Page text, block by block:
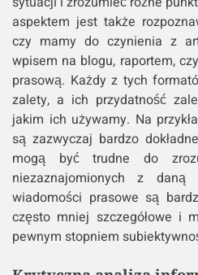
aspektem jest także
czy mamy do czynienia z
wpisem na blogu, raportem,
prasową. Każdy z tych
zalety, a ich przydatność
jakim ich używamy. Na
są zazwyczaj bardzo
mogą być trudne do
niezaznajomionych z
wiadomości prasowe są
często mniej szczegółowe i
pewnym stopniem